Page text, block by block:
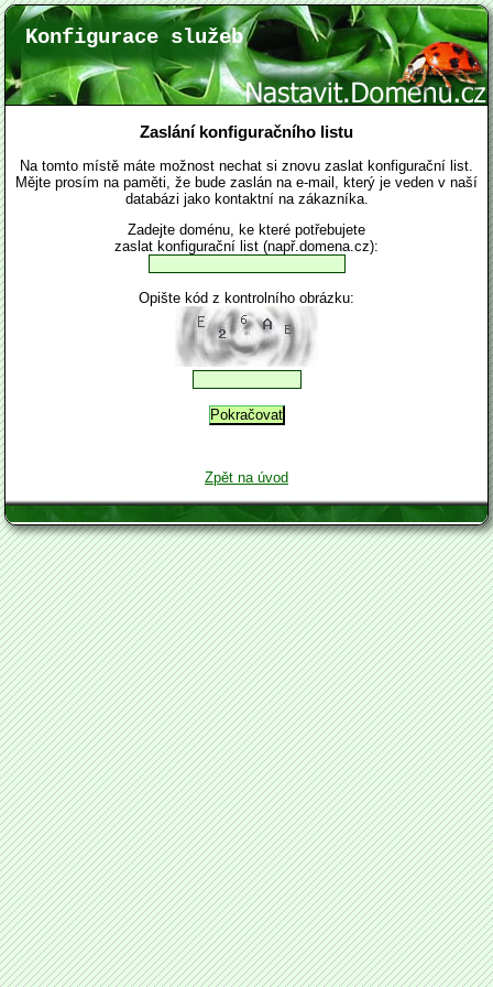
Konfigurace služeb
Zaslání konfiguračního listu
Na tomto místě máte možnost nechat si znovu zaslat konfigurační list.
Mějte prosím na paměti, že bude zaslán na e-mail, který je veden v naší
databázi jako kontaktní na zákazníka.
Zadejte doménu, ke které potřebujete
zaslat konfigurační list (např.domena.cz):
Opište kód z kontrolního obrázku:
Zpět na úvod